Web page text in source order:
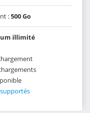
:500 Go
illimité